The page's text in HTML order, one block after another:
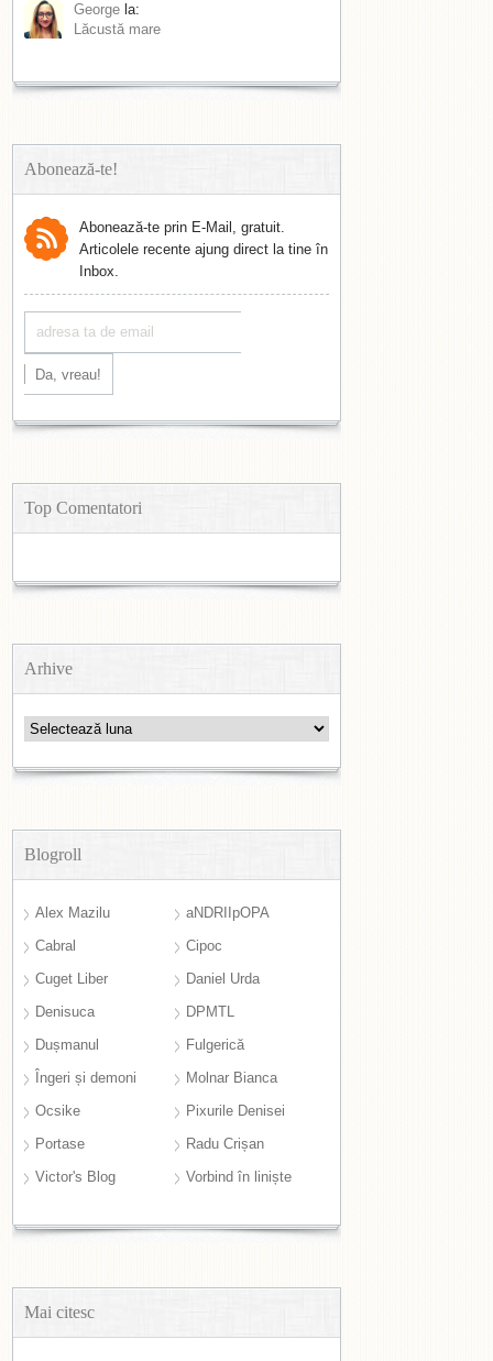
George la:
Lăcustă mare
Abonează-te!
Abonează-te prin E-Mail, gratuit.
Articolele recente ajung direct la tine în
Inbox.
Top Comentatori
Arhive
Arhive
Blogroll
Alex Mazilu
aNDRIIpOPA
Cabral
Cipoc
Cuget Liber
Daniel Urda
Denisuca
DPMTL
Dușmanul
Fulgerică
Îngeri și demoni
Molnar Bianca
Ocsike
Pixurile Denisei
Portase
Radu Crișan
Victor's Blog
Vorbind în liniște
Mai citesc